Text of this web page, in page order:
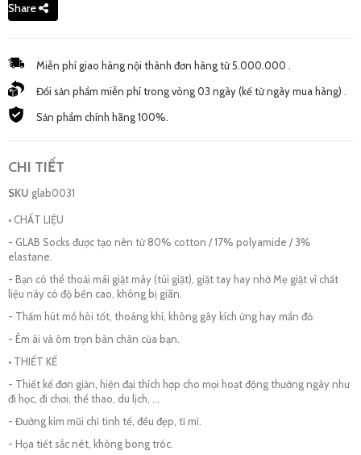
Share
Miễn phí giao hàng nội thành đơn hàng từ 5.000.000 .
Đổi sản phẩm miễn phí trong vòng 03 ngày (kế từ ngày mua hàng) .
Sản phẩm chính hãng 100%.
CHI TIẾT
SKU glab0031
• CHẤT LIỆU
- GLAB Socks được tạo nên từ 80% cotton / 17% polyamide / 3%
elastane.
- Bạn có thể thoải mái giặt máy (túi giặt), giặt tay hay nhờ Mẹ giặt vì chất
liệu này có độ bền cao, không bị giãn.
- Thấm hút mồ hôi tốt, thoáng khí, không gây kích ứng hay mẩn đỏ.
- Êm ái và ôm trọn bàn chân của bạn.
• THIẾT KẾ
- Thiết kế đơn giản, hiện đại thích hợp cho mọi hoạt động thường ngày như
đi học, đi chơi, thể thao, du lịch, …
- Đường kim mũi chỉ tinh tế, đều đẹp, tỉ mỉ.
- Họa tiết sắc nét, không bong tróc.